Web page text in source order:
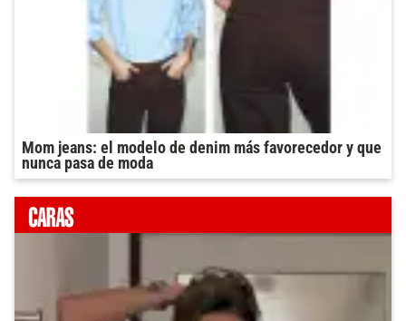
Mom jeans: el modelo de denim más favorecedor y que
nunca pasa de moda